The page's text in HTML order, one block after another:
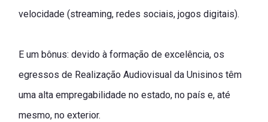
velocidade (streaming, redes sociais, jogos digitais).
E um bônus: devido à formação de excelência, os
egressos de Realização Audiovisual da Unisinos têm
uma alta empregabilidade no estado, no país e, até
mesmo, no exterior.